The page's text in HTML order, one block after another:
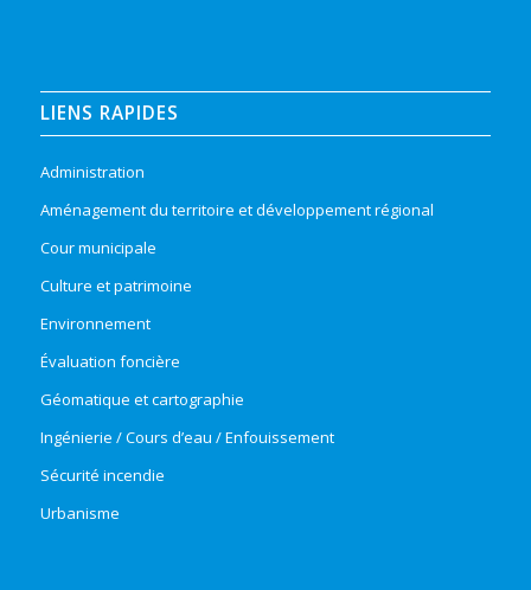
LIENS RAPIDES
Administration
Aménagement du territoire et développement régional
Cour municipale
Culture et patrimoine
Environnement
Évaluation foncière
Géomatique et cartographie
Ingénierie / Cours d’eau / Enfouissement
Sécurité incendie
Urbanisme